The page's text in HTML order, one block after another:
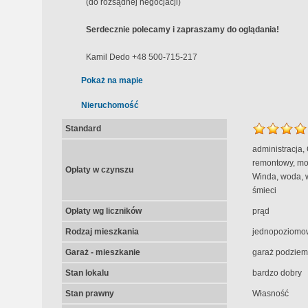
(do rozsądnej negocjacji)
Serdecznie polecamy i zapraszamy do oglądania!
Kamil Dedo +48 500-715-217
Pokaż na mapie
Nieruchomość
Standard
Opłaty w czynszu
administracja,
remontowy,
Winda, woda,
śmieci
Opłaty wg liczników prąd
Rodzaj mieszkania
Garaż - mieszkanie garaż
Stan lokalu bardzo dobry
Stan prawny Własność